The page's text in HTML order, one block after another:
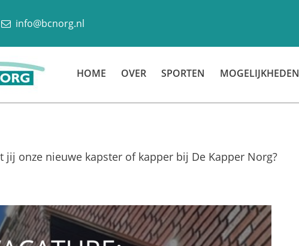
info@bcnorg.nl
HOME OVER SPORTEN MOGELIJKHEDEN
onze nieuwe kapster of kapper bij De Kapper Norg?